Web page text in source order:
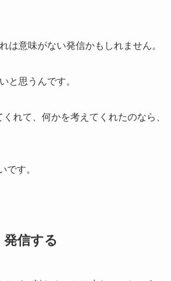
意味がない発信かもしれません。
思うんです。
れて、何かを考えてくれたのなら、
す。
信する